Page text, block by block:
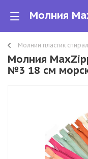
Молнии пластик
Молния
№3 18 см